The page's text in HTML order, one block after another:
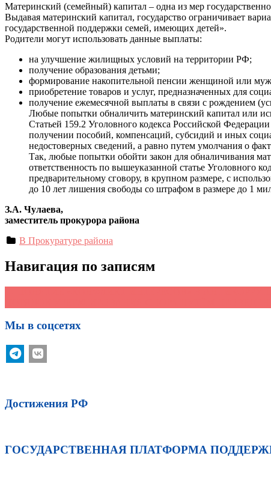
Материнский (семейный) капитал – одна из мер
Выдавая материнский капитал, государство ограничивает
государственной поддержки семей, имеющих детей».
Родители могут использовать данные выплаты:
на улучшение жилищных условий на территории РФ;
получение образования детьми;
формирование накопительной пенсии женщиной или
приобретение товаров и услуг, предназначенных для
получение ежемесячной выплаты в связи с рождением
Любые попытки обналичить материнский капитал или
Статьей 159.2 Уголовного кодекса Российской
получении пособий, компенсаций, субсидий и иных
недостоверных сведений, а равно путем умолчания о
Так, любые попытки обойти закон для обналичивания
ответственность по вышеуказанной статье Уголовного
предварительному сговору, в крупном размере, с
до 10 лет лишения свободы со штрафом в размере до 1
З.А. Чулаева,
заместитель прокурора района
В Прокуратуре района
Навигация по записям
Мы в соцсетях
Достижения РФ
ГОСУДАРСТВЕННАЯ ПЛАТФОРМА